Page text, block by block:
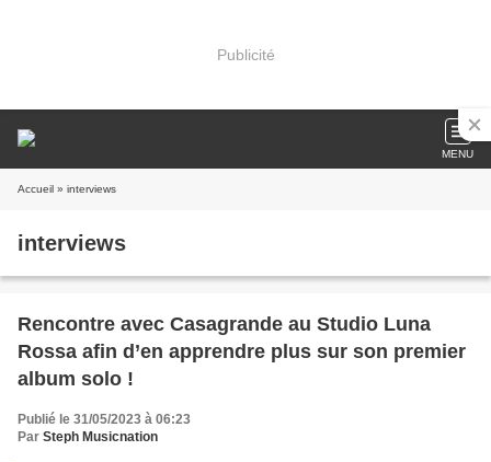
Publicité
MENU
Accueil » interviews
interviews
Rencontre avec Casagrande au Studio Luna
Rossa afin d’en apprendre plus sur son premier
album solo !
Publié le 31/05/2023 à 06:23
Par Steph Musicnation